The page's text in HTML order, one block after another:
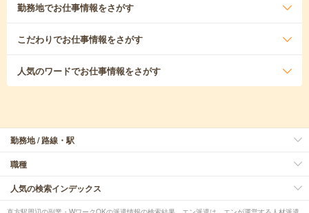
勤務地でお仕事情報をさがす
こだわりでお仕事情報をさがす
人気のワードでお仕事情報をさがす
勤務地 / 路線・駅
職種
人気の検索インデックス